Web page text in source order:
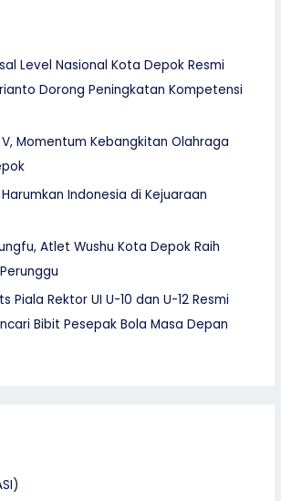
Level Nasional Kota Depok Resmi
Dorong Peningkatan Kompetensi
V, Momentum Kebangkitan Olahraga
Indonesia di Kejuaraan
Atlet Wushu Kota Depok Raih
Piala Rektor UI U-10 dan U-12 Resmi
Bibit Pesepak Bola Masa Depan